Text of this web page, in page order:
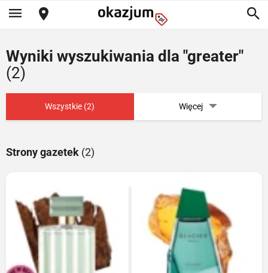
Wyniki wyszukiwania dla "greater"
(2)
Wszystkie (2) Więcej
Strony gazetek (2)